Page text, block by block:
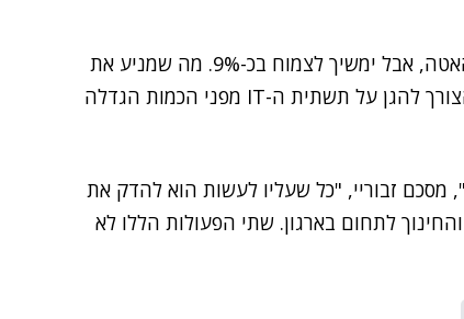
"גרטנר צופה כי שוק האבטחה השנה יפגין סימנים של האטה, אבל ימשיך לצמוח בכ-9%. מה שמניע את
שוק האבטחה בעולם הוא אבטחת מידע ופרטיות, לצד הצורך להגן על תשתית ה-IT מפני הכמות הגדלה
זבוריי, "כל שעליו לעשות הוא להדק את
לתחום בארגון. שתי הפעולות הללו לא